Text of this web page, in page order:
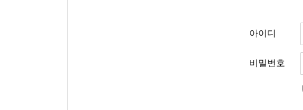
아이디
비밀번호